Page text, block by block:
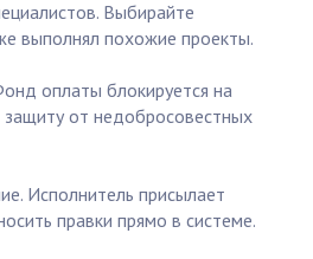
Выбирайте
выполнял похожие проекты.
оплаты блокируется на
от недобросовестных
Исполнитель присылает
правки прямо в системе.